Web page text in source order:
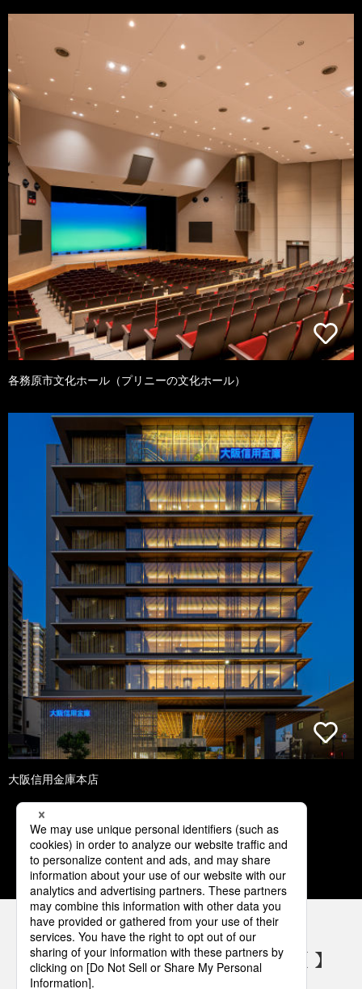
各務原市文化ホール（プリニーの文化ホール）
大阪信用金庫本店
1 2 3 4 5
パナソニックの電気設備 SNSアカウント